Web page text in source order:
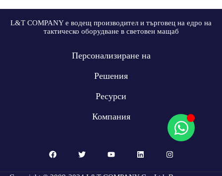
L&T COMPANY е водещ производител и търговец на едро на
тактическо оборудване в световен мащаб
Персонализиране на
Решения
Ресурси
Компания